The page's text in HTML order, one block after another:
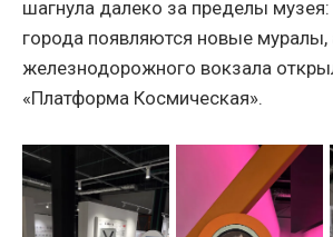
шагнула далеко за пределы музея:
города появляются новые муралы,
железнодорожного вокзала
«Платформа Космическая».